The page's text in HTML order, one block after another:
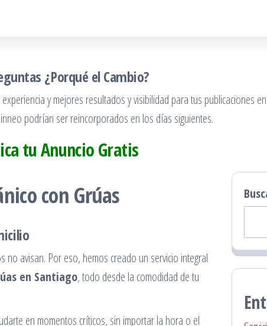
¿Porqué el Cambio?
y mejores resultados y visibilidad para tus publicaciones
podrían ser reincorporados en los días siguientes.
tu Anuncio Gratis
con Grúas
no avisan. Por eso, hemos creado un servicio integral
en Santiago, todo desde la comodidad de tu
en momentos críticos, sin importar la hora o el